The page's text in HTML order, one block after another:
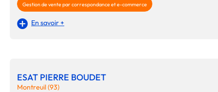
Gestion de vente par correspondance et e-commerce
En savoir +
ESAT PIERRE BOUDET
Montreuil (93)